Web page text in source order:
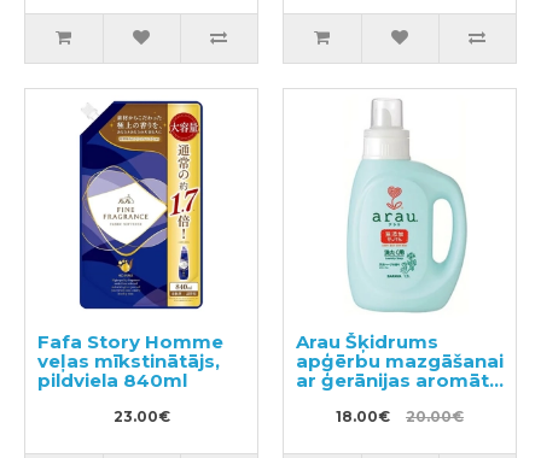
Fafa Story Homme
veļas mīkstinātājs,
pildviela 840ml
23.00€
Arau Šķidrums
apģērbu mazgāšanai
ar ģerānijas aromātu
18.00€ 20.00€